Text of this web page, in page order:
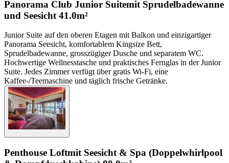
Panorama Club Junior Suitemit Sprudelbadewanne
und Seesicht 41.0m²
Junior Suite auf den oberen Etagen mit Balkon und einzigartiger
Panorama Seesicht, komfortablem Kingsize Bett,
Sprudelbadewanne, grosszügiger Dusche und separatem WC.
Hochwertige Wellnesstasche und praktisches Fernglas in der Junior
Suite. Jedes Zimmer verfügt über gratis Wi-Fi, eine
Kaffee-/Teemaschine und täglich frische Getränke.
Penthouse Loftmit Seesicht & Spa (Doppelwhirlpool